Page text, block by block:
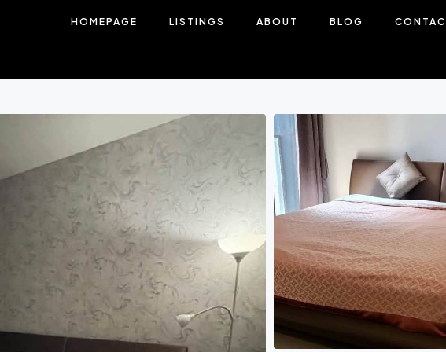
HOMEPAGE LISTINGS ABOUT BLOG